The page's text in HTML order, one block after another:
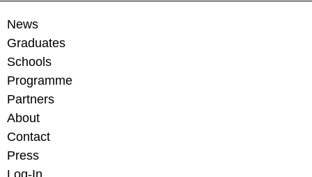
News
Graduates
Schools
Programme
Partners
About
Contact
Press